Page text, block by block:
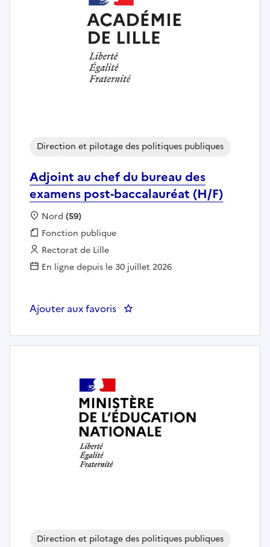
Adjoint au chef du bureau des
examens post-baccalauréat (H/F)
Direction et pilotage des politiques publiques
Localisation :
Nord (59)
Fonction publique :
Fonction publique
Employeur :
Rectorat de Lille
En ligne depuis le 30 juillet 2026
Ajouter aux favoris : Adjoint au chef du bureau
Direction et pilotage des politiques publiques